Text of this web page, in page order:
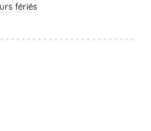
fériés